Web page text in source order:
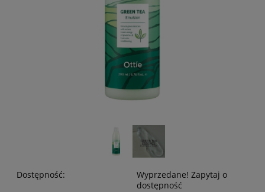
Dostępność:
Wyprzedane! Zapytaj o
dostępność